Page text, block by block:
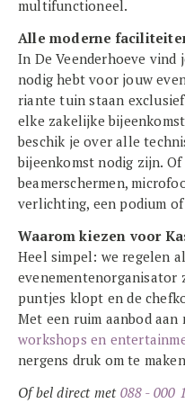
multifunctioneel.
Alle moderne
In De Veenderhoeve
nodig hebt voor jouw
riante tuin staan
elke zakelijke
beschik je over alle
bijeenkomst nodig zijn.
beamerschermen,
verlichting, een podium
Waarom kiezen voor
Heel simpel: we regelen
puntjes klopt en de
Met een ruim aanbod
workshops en
nergens druk om te
Of bel direct met 088 - 000